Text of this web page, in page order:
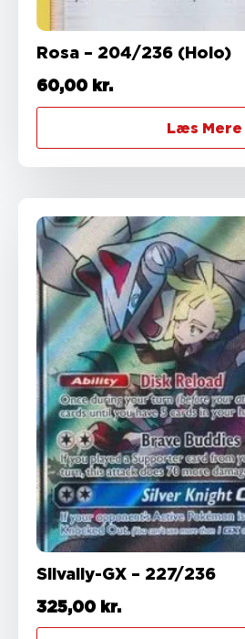
Rosa – 204/236 (Holo)
60,00 kr.
Læs Mere
Silvally-GX – 227/236
325,00 kr.